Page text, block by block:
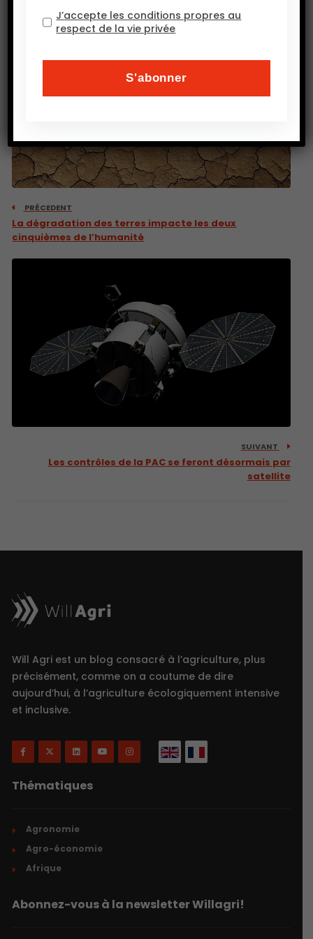
PRÉCEDENT
La dégradation des terres impacte les deux
cinquièmes de l’humanité
SUIVANT
Les contrôles de la PAC se feront désormais par
satellite
Will Agri est un blog consacré à l’agriculture, plus
précisément, comme on a coutume de dire
aujourd’hui, à l’agriculture écologiquement intensive
et inclusive.
Thématiques
Agronomie
Agro-économie
Afrique
Abonnez-vous à la newsletter Willagri!
J’accepte les conditions propres au
respect de la vie privée